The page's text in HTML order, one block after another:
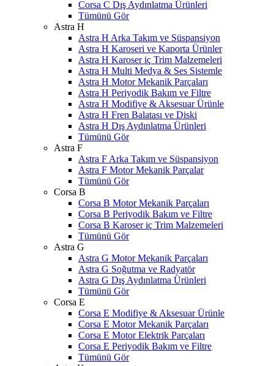
Corsa C Dış Aydınlatma Ürünleri
Tümünü Gör
Astra H
Astra H Arka Takım ve Süspansiyon
Astra H Karoseri ve Kaporta Ürünler
Astra H Karoser iç Trim Malzemeleri
Astra H Multi Medya & Ses Sistemle
Astra H Motor Mekanik Parçaları
Astra H Periyodik Bakım ve Filtre
Astra H Modifiye & Aksesuar Ürünle
Astra H Fren Balatası ve Diski
Astra H Dış Aydınlatma Ürünleri
Tümünü Gör
Astra F
Astra F Arka Takım ve Süspansiyon
Astra F Motor Mekanik Parçalar
Tümünü Gör
Corsa B
Corsa B Motor Mekanik Parçaları
Corsa B Periyodik Bakım ve Filtre
Corsa B Karoser iç Trim Malzemeleri
Tümünü Gör
Astra G
Astra G Motor Mekanik Parçaları
Astra G Soğutma ve Radyatör
Astra G Dış Aydınlatma Ürünleri
Tümünü Gör
Corsa E
Corsa E Modifiye & Aksesuar Ürünle
Corsa E Motor Mekanik Parçaları
Corsa E Motor Elektrik Parçaları
Corsa E Periyodik Bakım ve Filtre
Tümünü Gör